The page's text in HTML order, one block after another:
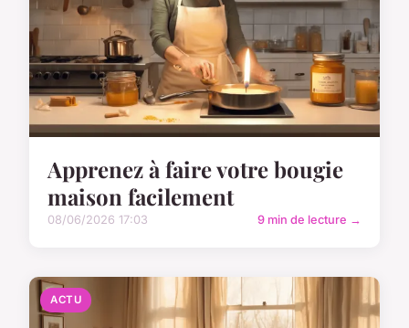
Apprenez à faire votre bougie
maison facilement
08/06/2026 17:03 9 min de lecture →
ACTU